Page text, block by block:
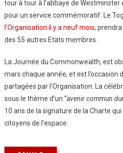
tour à tour à l’abbaye de Westminster
pour un service commémoratif. Le
l’Organisation il y a neuf mois,
des 55 autres Etats membres.
La Journée du Commonwealth, est
mars chaque année, et est l’occasion
partagées par l’Organisation. La
sous le thème d’un “avenir commun
10 ans de la signature de la Charte
citoyens de l’espace.